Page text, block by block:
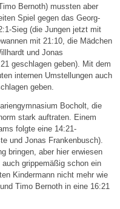
Bernoth) mussten aber
Spiel gegen das Georg-
Sieg (die Jungen jetzt mit
mit 21:10, die Mädchen
und Jonas
geschlagen geben). Mit dem
internen Umstellungen auch
geben.
Bocholt, die
stark auftraten. Einem
folgte eine 14:21-
und Jonas Frankenbusch).
bringen, aber hier erwiesen
grippemäßig schon ein
Kindermann nicht mehr wie
Timo Bernoth in eine 16:21